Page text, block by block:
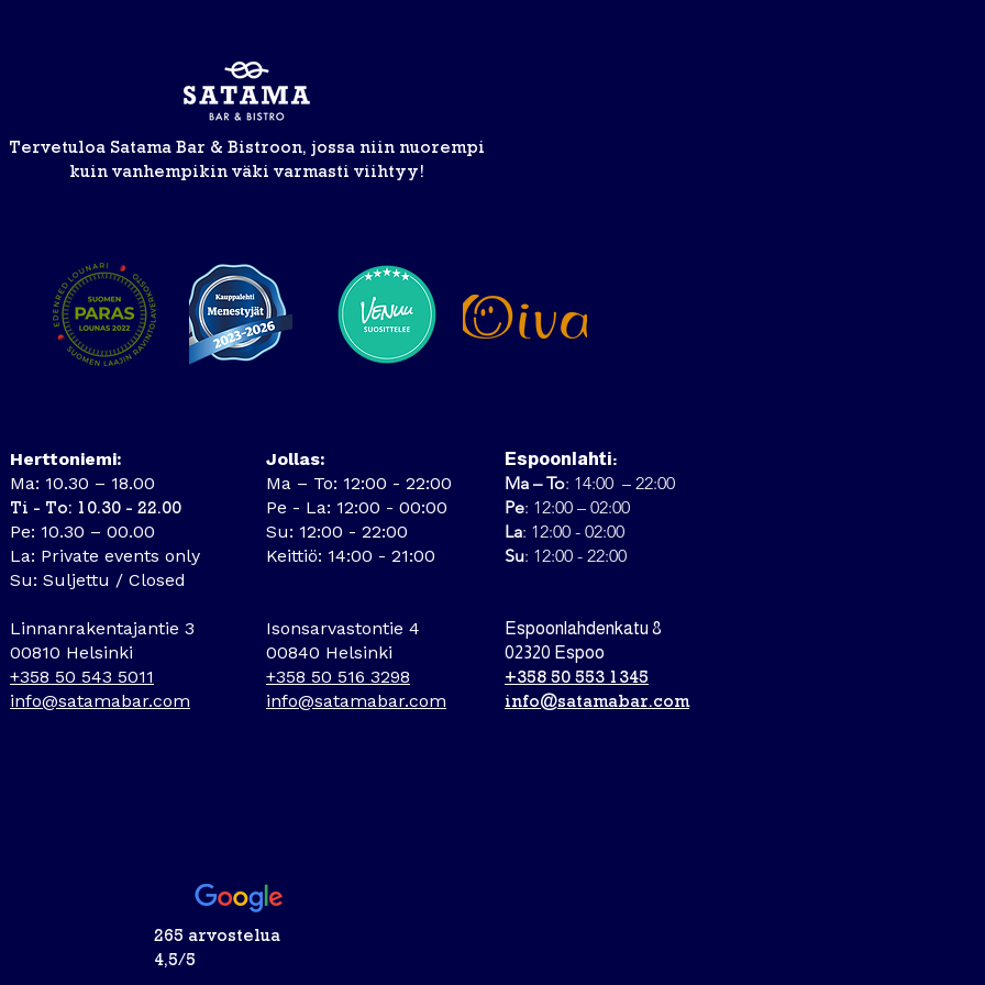
Tervetuloa Satama Bar & Bistroon, jossa niin nuorempi
kuin vanhempikin väki varmasti viihtyy!
Herttoniemi:
Ma: 10.30 – 18.00
Ti - To: 10.30 - 22.00
Pe: 10.30 – 00.00
La: Private events only
Su: Suljettu / Closed
Linnanrakentajantie 3
00810 Helsinki
+358 50 543 5011
info@satamabar.com
Jollas:
Ma – To: 12:00 - 22:00
Pe - La: 12:00 - 00:00
Su: 12:00 - 22:00
Keittiö: 14:00 - 21:00
Isonsarvastontie 4
00840 Helsinki
+358 50 516 3298
info@satamabar.com
Espoonlahti:
Ma – To: 14:00 – 22:00
Pe: 12:00 – 02:00
La: 12:00 - 02:00
Su: 12:00 - 22:00
Espoonlahdenkatu 8
02320 Espoo
+358 50 553 1345
info@satamabar.com
265 arvostelua
4,5/5